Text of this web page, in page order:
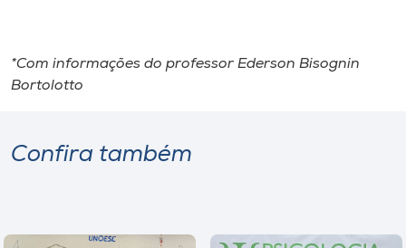
*Com informações do professor Ederson Bisognin
Bortolotto
Confira também